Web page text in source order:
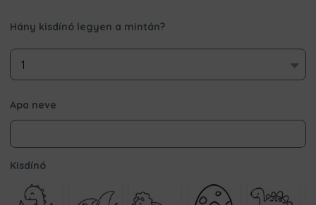
Hány kisdínó legyen a mintán?
Apa neve
Kisdínó